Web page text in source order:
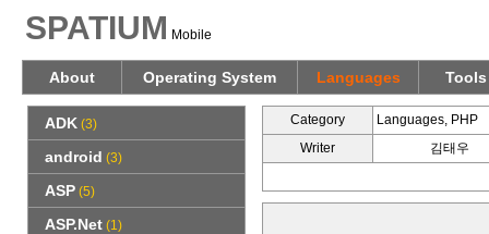
SPATIUM Mobile
About Operating System Languages Tools
ADK (3)
android (3)
ASP (5)
ASP.Net (1)
Category
Languages, PHP
Writer
김태우